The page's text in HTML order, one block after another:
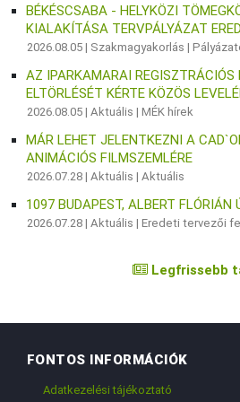
BÉKÉSCSABA - HELYKÖZI
KIALAKÍTÁSA TERVPÁLYÁZAT
2026.08.05 | Szakmagyakorlás |
AZ IPARKAMARAI
ELTÖRLÉSÉT KÉRTE KÖZÖS
2026.08.05 |Aktuális |MÉK hírek
MÁR LEHET JELENTKEZNI A
ANIMÁCIÓS FILMSZEMLÉRE
2026.07.28 |Aktuális |Aktuális
1097 BUDAPEST, ALBERT FLÓRIÁN
2026.07.28 |Aktuális |Eredeti tervezői
Legfrissebb
FONTOS INFORMÁCIÓK
Adatkezelési tájékoztató